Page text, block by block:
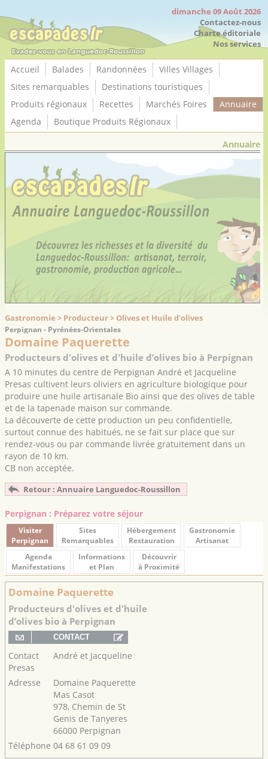
dimanche 09 Août 2026
Contactez-nous
Charte éditoriale
Nos services
Accueil Balades Randonnées
Villes Villages
Sites remarquables
Destinations touristiques
Produits régionaux
Recettes Marchés Foires
Annuaire
Agenda
Boutique Produits Régionaux
Annuaire
Gastronomie > Producteur > Olives et Huile d'olives
Perpignan - Pyrénées-Orientales
Domaine Paquerette
Producteurs d'olives et d'huile d’olives bio à Perpignan
A 10 minutes du centre de Perpignan André et Jacqueline
Presas cultivent leurs oliviers en agriculture biologique pour
produire une huile artisanale Bio ainsi que des olives de table
et de la tapenade maison sur commande.
La découverte de cette production un peu confidentielle,
surtout connue des habitués, ne se fait sur place que sur
rendez-vous ou par commande livrée gratuitement dans un
rayon de 10 km.
CB non acceptée.
Retour : Annuaire Languedoc-Roussillon
Perpignan : Préparez votre séjour
Visiter
Perpignan
Sites
Remarquables
Hébergement
Restauration
Gastronomie
Artisanat
Agenda
Manifestations
Informations
et Plan
Découvrir
à Proximité
Domaine Paquerette
Producteurs d'olives et d'huile
d’olives bio à Perpignan
Contact
André et Jacqueline
Presas
Adresse
Domaine Paquerette
Mas Casot
978, Chemin de St
Genis de Tanyeres
66000 Perpignan
Téléphone 04 68 61 09 09